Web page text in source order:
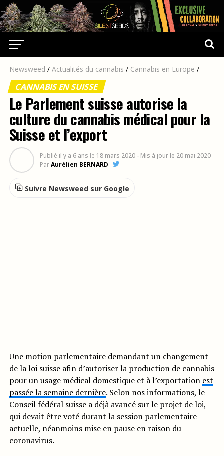
Newsweed / Actualités du cannabis / Cannabis en Europe /
CANNABIS EN SUISSE
Le Parlement suisse autorise la
culture du cannabis médical pour la
Suisse et l’export
Publié il y a 6 ans le 18 mars 2020 - Mis à jour le 20 mai 2020
ParAurélien BERNARD
Suivre Newsweed sur Google
Une motion parlementaire demandant un changement
de la loi suisse afin d’autoriser la production de cannabis
pour un usage médical domestique et à l’exportation est
passée la semaine dernière. Selon nos informations, le
Conseil fédéral suisse a déjà avancé sur le projet de loi,
qui devait être voté durant la session parlementaire
actuelle, néanmoins mise en pause en raison du
coronavirus.